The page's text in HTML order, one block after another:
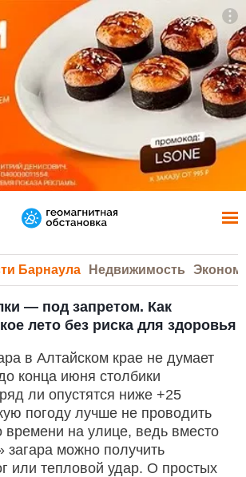
Барнаула Недвижимость
— под запретом. Как
лето без риска для здоровья
в Алтайском крае не думает
конца июня столбики
ли опустятся ниже +25
погоду лучше не проводить
времени на улице, ведь вместо
загара можно получить
или тепловой удар. О простых